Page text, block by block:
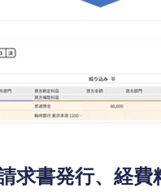
求書発行、経費